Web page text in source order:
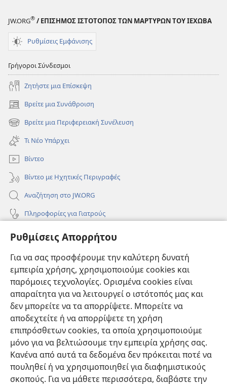
Ρυθμίσεις Απορρήτου
Για να σας προσφέρουμε την καλύτερη δυνατή
εμπειρία χρήσης, χρησιμοποιούμε cookies και
παρόμοιες τεχνολογίες. Ορισμένα cookies είναι
απαραίτητα για να λειτουργεί ο ιστότοπός μας και
δεν μπορείτε να τα απορρίψετε. Μπορείτε να
αποδεχτείτε ή να απορρίψετε τη χρήση
επιπρόσθετων cookies, τα οποία χρησιμοποιούμε
μόνο για να βελτιώσουμε την εμπειρία χρήσης σας.
Κανένα από αυτά τα δεδομένα δεν πρόκειται ποτέ να
πουληθεί ή να χρησιμοποιηθεί για διαφημιστικούς
σκοπούς. Για να μάθετε περισσότερα, διαβάστε την
JW.ORG® / ΕΠΙΣΗΜΟΣ ΙΣΤΟΤΟΠΟΣ ΤΩΝ ΜΑΡΤΥΡΩΝ ΤΟΥ ΙΕΧΩΒΑ
Ρυθμίσεις Εμφάνισης
Γρήγοροι Σύνδεσμοι
Ζητήστε μια Επίσκεψη
Βρείτε μια Συνάθροιση
(ανοίγει
νέο
παράθυρο)
Βρείτε μια Περιφερειακή Συνέλευση
(ανοίγει
νέο
παράθυρο)
Τι Νέο Υπάρχει
Βίντεο
Βίντεο με Ηχητικές Περιγραφές
Αναζήτηση στο JW.ORG
Πληροφορίες για Γιατρούς
Πληροφορίες για Επίσημους Φορείς και ΜΜΕ
Συνεισφορές
(ανοίγει
παράθυρο)ΔΙΑΔΙΚΤΥΑΚΗ ΒΙΒΛΙΟΘΗΚΗ της Σκοπιάς™
(ανοίγει
νέο
παράθυρο)
JW Hub
(ανοίγει
νέο
παράθυρο)JW Library®
Βιβλιοθήκη της Σκοπιάς